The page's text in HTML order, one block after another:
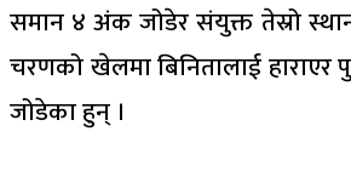
समान ४ अंक जोडेर संयुक्त तेस्रो
चरणको खेलमा बिनितालाई हाराएर
जोडेका हुन् ।